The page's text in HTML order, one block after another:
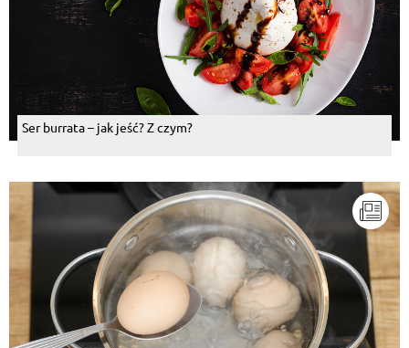
Ser burrata – jak jeść? Z czym?